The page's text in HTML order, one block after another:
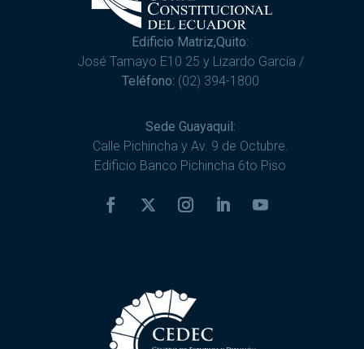
Edificio Matriz,Quito:
José Tamayo E10 25 y Lizardo García /
Teléfono: (02) 394-1800
Sede Guayaquil:
Calle Pichincha y Av. 9 de Octubre.
Edificio Banco Pichincha 6to Piso